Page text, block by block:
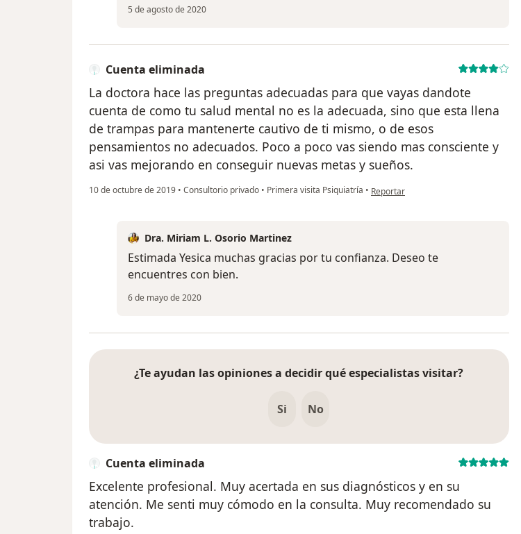
5 de agosto de 2020
Cuenta eliminada
La doctora hace las preguntas adecuadas para que vayas dandote
cuenta de como tu salud mental no es la adecuada, sino que esta llena
de trampas para mantenerte cautivo de ti mismo, o de esos
pensamientos no adecuados. Poco a poco vas siendo mas consciente y
asi vas mejorando en conseguir nuevas metas y sueños.
10 de octubre de 2019 • Consultorio privado • Primera visita Psiquiatría • en opinión del usuario Cuenta eliminada
Reportar
Dra. Miriam L. Osorio Martinez
Estimada Yesica muchas gracias por tu confianza. Deseo te
encuentres con bien.
6 de mayo de 2020
¿Te ayudan las opiniones a decidir qué especialistas visitar?
Si No
Cuenta eliminada
Excelente profesional. Muy acertada en sus diagnósticos y en su
atención. Me senti muy cómodo en la consulta. Muy recomendado su
trabajo.